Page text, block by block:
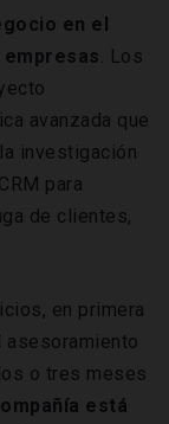
en el
. Los
avanzada que
investigación
para
de clientes,
en primera
asesoramiento
o tres meses
está